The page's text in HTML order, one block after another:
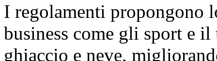
I regolamenti
business come gli sport e
ghiaccio e neve,